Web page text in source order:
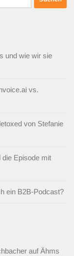
und wie wir sie
vs.
von Stefanie
die Episode mit
ein B2B-Podcast?
auf Ähms